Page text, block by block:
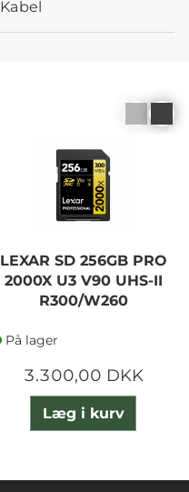
Kabel
LEXAR SD 256GB PRO
2000X U3 V90 UHS-II
R300/W260
På lager
3.300,00 DKK
Læg i kurv